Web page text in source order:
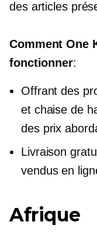
des articles
Comment One
fonctionner:
Offrant des
et chaise de
des prix
Livraison
vendus en
Afrique